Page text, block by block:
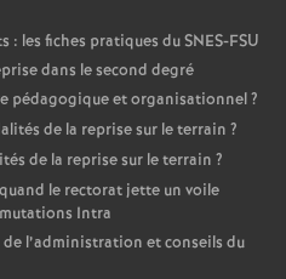
: les fiches pratiques du SNES-FSU
dans le second degré
pédagogique et organisationnel?
de la reprise sur le terrain ?
de la reprise sur le terrain ?
le rectorat jette un voile
Intra
l’administration et conseils du